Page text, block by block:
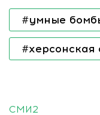
#умные
#херсонская
СМИ2